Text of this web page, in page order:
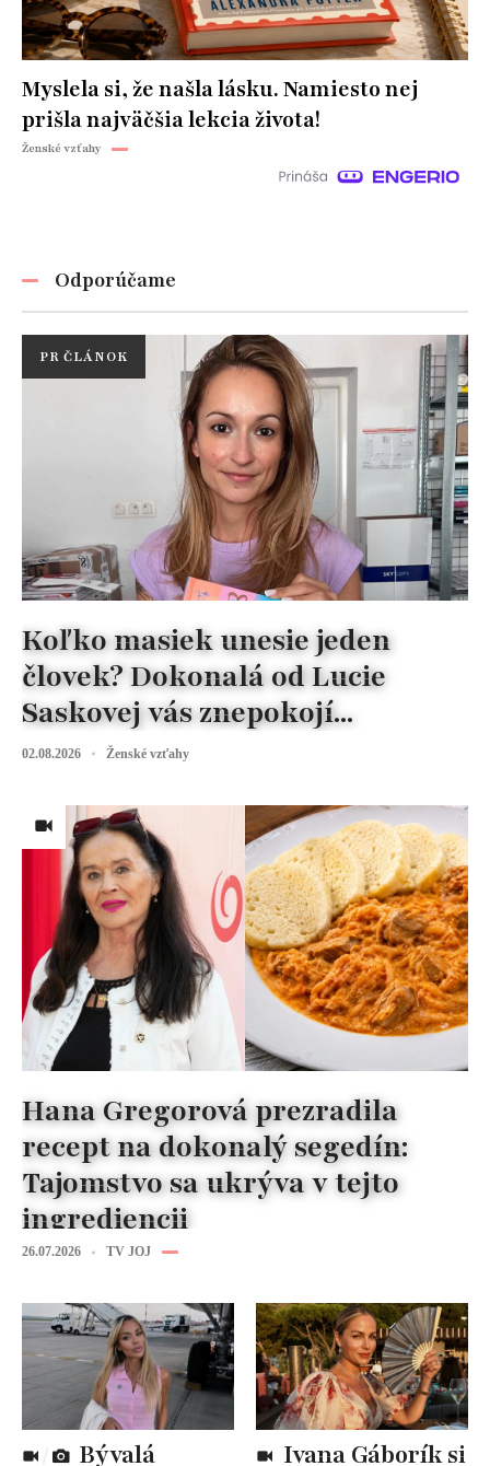
Myslela si, že našla lásku. Namiesto nej
prišla najväčšia lekcia života!
Ženské vzťahy
Odporúčame
PR ČLÁNOK
Koľko masiek unesie jeden
človek? Dokonalá od Lucie
Saskovej vás znepokojí...
02.08.2026 Ženské vzťahy
Hana Gregorová prezradila
recept na dokonalý segedín:
Tajomstvo sa ukrýva v tejto
ingrediencii
26.07.2026 TV JOJ